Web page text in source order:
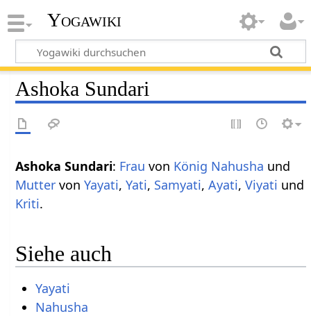
Yogawiki
Ashoka Sundari
Ashoka Sundari: Frau von König Nahusha und
Mutter vonYayati,Yati, Samyati,Ayati,Viyati und
Kriti.
Siehe auch
Yayati
Nahusha